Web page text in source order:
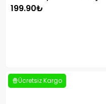
Mikrofonlu Kulaklık Siyah
199.90₺
Ücretsiz Kargo